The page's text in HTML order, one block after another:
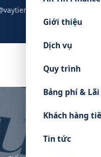
Giới thiệu
Dịch vụ
Quy trình
Bảng phí &
Khách hàng
Tin tức